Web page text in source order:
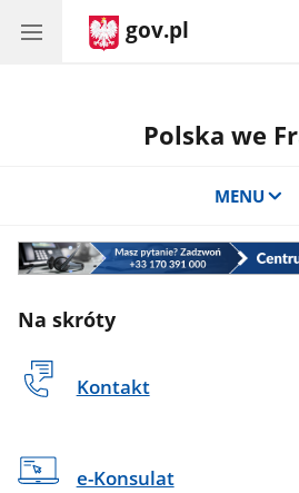
gov.pl
Polska we
MENU
Centrum
Informacji
Na skróty
Kontakt
e-Konsulat